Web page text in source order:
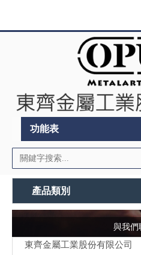
功能表
產品類別
與我們
東齊金屬工業股份有限公司